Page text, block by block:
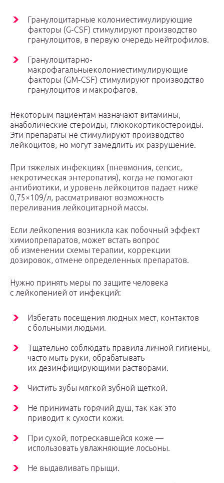
Гранулоцитарные колониестимулирующие
факторы (G-CSF) стимулируют производство
гранулоцитов, в первую очередь нейтрофилов.
Гранулоцитарно-
макрофагальныеколониестимулирующие
факторы (GM-CSF) стимулируют производство
гранулоцитов и макрофагов.
Некоторым пациентам назначают витамины,
анаболические стероиды, глюкокортикостероиды.
Эти препараты не стимулируют производство
лейкоцитов, но могут замедлить их разрушение.
При тяжелых инфекциях (пневмония, сепсис,
некротическая энтеропатия), когда не помогают
антибиотики, и уровень лейкоцитов падает ниже
0,75×109/л, рассматривают возможность
переливания лейкоцитарной массы.
Если лейкопения возникла как побочный эффект
химиопрепаратов, может встать вопрос
об изменении схемы терапии, коррекции
дозировок, отмене определенных препаратов.
Нужно принять меры по защите человека
с лейкопенией от инфекций:
Избегать посещения людных мест, контактов
с больными людьми.
Тщательно соблюдать правила личной гигиены,
часто мыть руки, обрабатывать
их дезинфицирующими растворами.
Чистить зубы мягкой зубной щеткой.
Не принимать горячий душ, так как это
приводит к сухости кожи.
При сухой, потрескавшейся коже —
использовать увлажняющие лосьоны.
Не выдавливать прыщи.